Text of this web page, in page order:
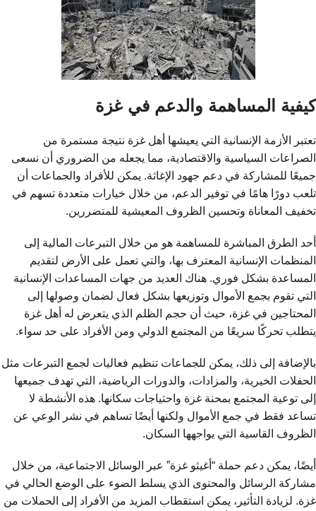
كيفية المساهمة والدعم في غزة
تعتبر الأزمة الإنسانية التي يعيشها أهل غزة نتيجة مستمرة من
الصراعات السياسية والاقتصادية، مما يجعله من الضروري أن نسعى
جميعًا للمشاركة في دعم جهود الإغاثة. يمكن للأفراد والجماعات أن
تلعب دورًا هامًا في توفير الدعم، من خلال خيارات متعددة تسهم في
تخفيف المعاناة وتحسين الظروف المعيشية للمتضررين.
أحد الطرق المباشرة للمساهمة هو من خلال التبرعات المالية إلى
المنظمات الإنسانية المعترف بها، والتي تعمل على الأرض لتقديم
المساعدة بشكل فوري. هناك العديد من جهات المساعدات الإنسانية
التي تقوم بجمع الأموال وتوزيعها بشكل فعال لضمان وصولها إلى
المحتاجين في غزة، حيث أن حجم الظلم الذي يتعرض له أهل غزة
يتطلب تحركًا سريعًا من المجتمع الدولي ومن الأفراد على حد سواء.
بالإضافة إلى ذلك، يمكن للجماعات تنظيم فعاليات لجمع التبرعات مثل
الحفلات الخيرية، والمزادات، والدورات الرياضية، التي تهدف جميعها
إلى توعية المجتمع بمحنة غزة واحتياجات سكانها. هذه الأنشطة لا
تساعد فقط في جمع الأموال ولكنها أيضًا تساهم في نشر الوعي عن
الظروف القاسية التي يواجهها السكان.
أيضًا، يمكن دعم حملة “أغيثو غزة” عبر الوسائل الاجتماعية، من خلال
مشاركة الرسائل والمحتوى الذي يسلط الضوء على الوضع الحالي في
غزة. لزيادة التأثير، يمكن استقطاب المزيد من الأفراد إلى الحملات من